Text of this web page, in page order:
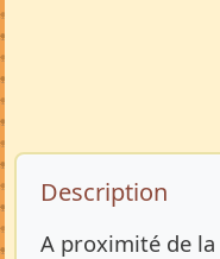
Description
Description
A proximité de la